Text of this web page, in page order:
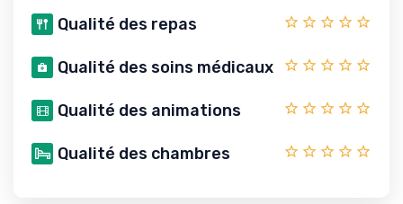
Qualité des repas
Qualité des soins médicaux
Qualité des animations
Qualité des chambres